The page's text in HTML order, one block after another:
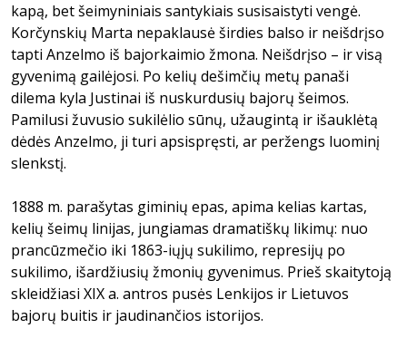
kapą, bet šeimyniniais santykiais susisaistyti vengė.
Korčynskių Marta nepaklausė širdies balso ir neišdrįso
tapti Anzelmo iš bajorkaimio žmona. Neišdrįso – ir visą
gyvenimą gailėjosi. Po kelių dešimčių metų panaši
dilema kyla Justinai iš nuskurdusių bajorų šeimos.
Pamilusi žuvusio sukilėlio sūnų, užaugintą ir išauklėtą
dėdės Anzelmo, ji turi apsispręsti, ar peržengs luominį
slenkstį.
1888 m. parašytas giminių epas, apima kelias kartas,
kelių šeimų linijas, jungiamas dramatiškų likimų: nuo
prancūzmečio iki 1863-iųjų sukilimo, represijų po
sukilimo, išardžiusių žmonių gyvenimus. Prieš skaitytoją
skleidžiasi XIX a. antros pusės Lenkijos ir Lietuvos
bajorų buitis ir jaudinančios istorijos.